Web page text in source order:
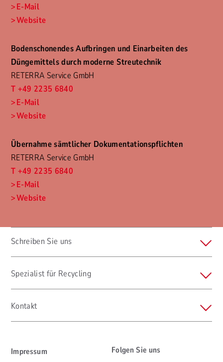
E-Mail
Website
Bodenschonendes Aufbringen und Einarbeiten des
Düngemittels durch moderne Streutechnik
RETERRA Service GmbH
T +49 2235 6840
E-Mail
Website
Übernahme sämtlicher Dokumentationspflichten
RETERRA Service GmbH
T +49 2235 6840
E-Mail
Website
Schreiben Sie uns
Spezialist für Recycling
Kontakt
Impressum Folgen Sie uns